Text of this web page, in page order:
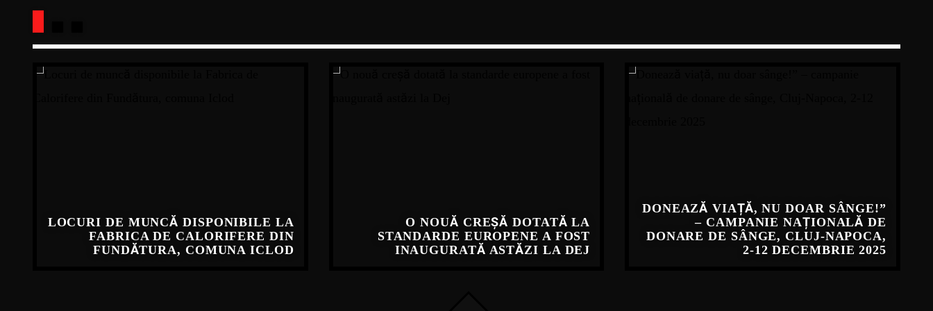
LOCURI DE MUNCĂ DISPONIBILE LA
FABRICA DE CALORIFERE DIN
FUNDĂTURA, COMUNA ICLOD
O NOUĂ CREȘĂ DOTATĂ LA
STANDARDE EUROPENE A FOST
INAUGURATĂ ASTĂZI LA DEJ
DONEAZĂ VIAȚĂ, NU DOAR SÂNGE!”
– CAMPANIE NAȚIONALĂ DE
DONARE DE SÂNGE, CLUJ-NAPOCA,
2-12 DECEMBRIE 2025